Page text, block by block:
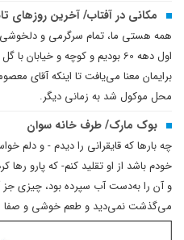
مکانی در آفتاب/ آخرین روزهای
همه هستی ما، تمام سرگرمی و دلخوشی
اول دهه 60 بودیم و کوچه و
برایمان معنا می‌یافت تا اینکه آقای
محل موکول شد به زمانی دیگر.
بوک مارک/ طرف خانه سوان
چه بارها که قایقرانی را دیدم - و دلم
خودم باشد از او تقلید کنم- که پارو
و آن را به‌دست آب سپرده بود، چیزی
می‌گذشت نمی‌دید و طعم خوشی و صفا